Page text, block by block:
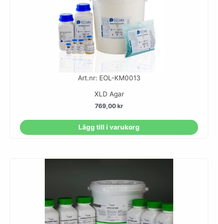
Art.nr: EOL-KM0013
XLD Agar
769,00 kr
Lägg till i varukorg